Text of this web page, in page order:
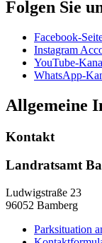
Folgen Sie
Facebook-
Instagram
YouTube-
WhatsApp-
Allgemeine
Kontakt
Landratsamt
Ludwigstraße 23
96052 Bamberg
Parksituation